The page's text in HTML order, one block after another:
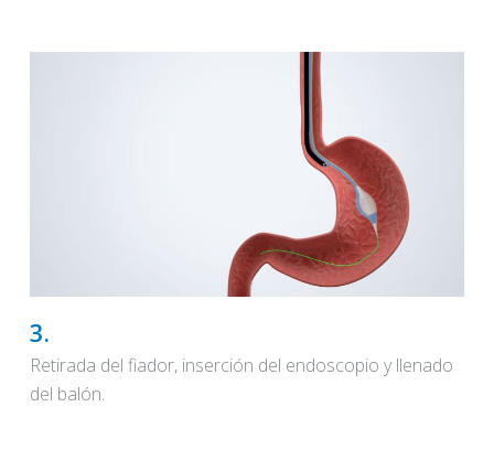
3.
Retirada del fiador, inserción del endoscopio y llenado
del balón.